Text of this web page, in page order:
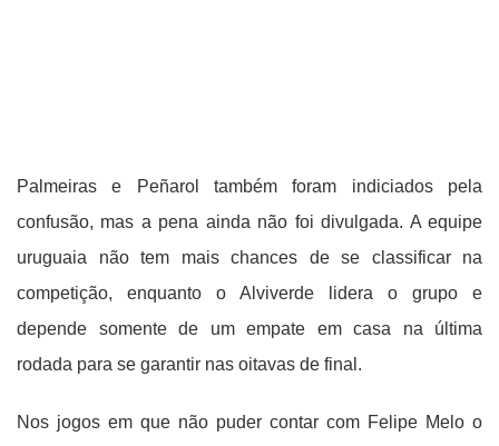
Palmeiras e Peñarol também foram indiciados pela
confusão, mas a pena ainda não foi divulgada. A equipe
uruguaia não tem mais chances de se classificar na
competição, enquanto o Alviverde lidera o grupo e
depende somente de um empate em casa na última
rodada para se garantir nas oitavas de final.
Nos jogos em que não puder contar com Felipe Melo o